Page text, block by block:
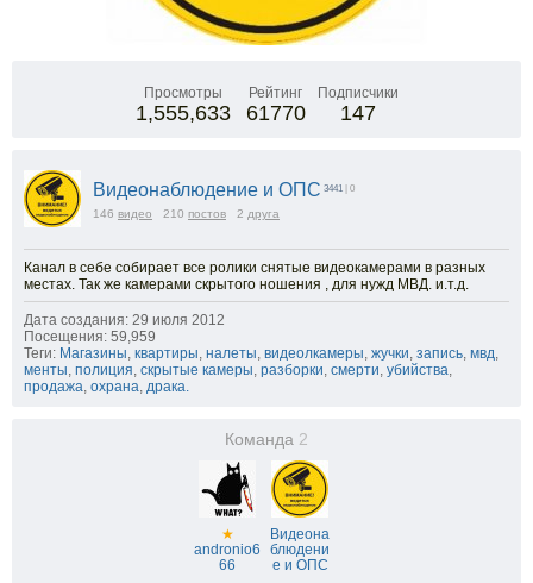
Просмотры
1,555,633
Рейтинг
61770
Подписчики
147
Видеонаблюдение и ОПС 3441 | 0
146 видео 210 постов 2 друга
Канал в себе собирает все ролики снятые видеокамерами в разных
местах. Так же камерами скрытого ношения , для нужд МВД. и.т.д.
Дата создания: 29 июля 2012
Посещения: 59,959
Теги: Магазины квартиры налеты видеолкамеры жучки запись мвд
менты полиция скрытые камеры разборки смерти убийства
продажа охрана драка.
Команда 2
★
andronio6
66
Видеона
блюдени
е и ОПС